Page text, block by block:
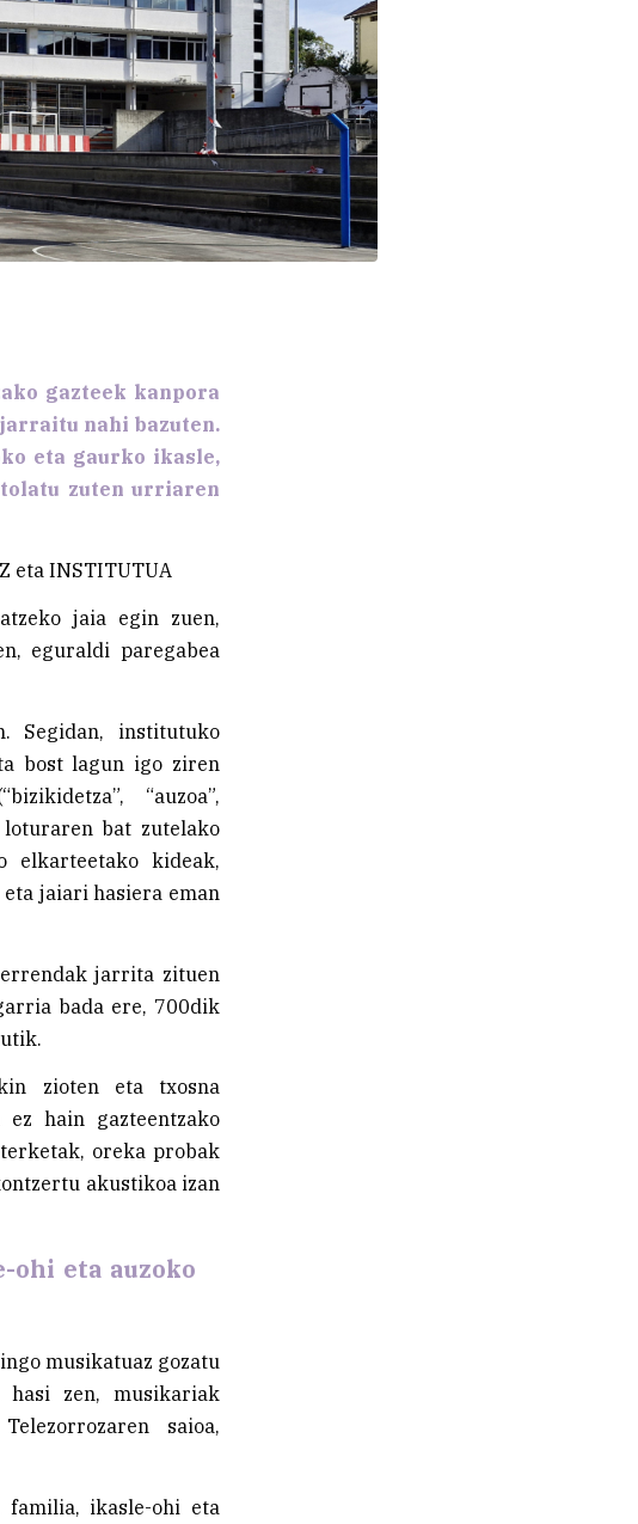
gazteek kanpora
nahi bazuten.
eta gaurko ikasle,
zuten urriaren
eta INSTITUTUA
jaia egin zuen,
eguraldi paregabea
Segidan, institutuko
bost lagun igo ziren
“auzoa”,
bat zutelako
elkarteetako kideak,
jaiari hasiera eman
jarrita zituen
bada ere, 700dik
zioten eta txosna
hain gazteentzako
oreka probak
akustikoa izan
ohi eta auzoko
musikatuaz gozatu
zen, musikariak
saioa,
ikasle-ohi eta